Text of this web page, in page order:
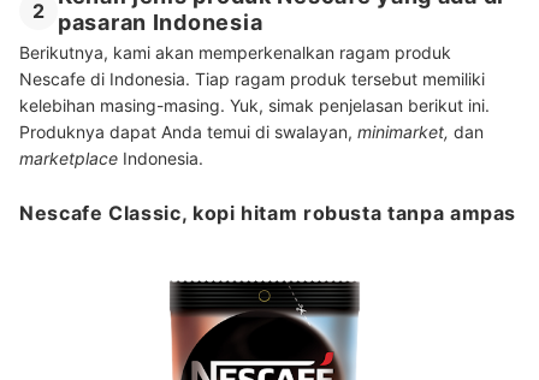
2 pasaran Indonesia
Berikutnya, kami akan memperkenalkan ragam produk
Nescafe di Indonesia. Tiap ragam produk tersebut memiliki
kelebihan masing-masing. Yuk, simak penjelasan berikut ini.
Produknya dapat Anda temui di swalayan, minimarket, dan
marketplace Indonesia.
Nescafe Classic, kopi hitam robusta tanpa ampas